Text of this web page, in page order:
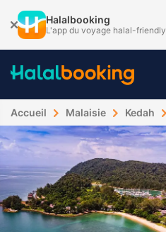
Halalbooking
L'app du voyage halal-friendly
Accueil Malaisie Kedah